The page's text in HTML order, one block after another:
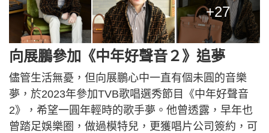
+27
向展鵬參加《中年好聲音２》追夢
儘管生活無憂，但向展鵬心中一直有個未圓的音樂
夢，於2023年參加TVB歌唱選秀節目《中年好聲音
2》，希望一圓年輕時的歌手夢。他曾透露，早年也
曾踏足娛樂圈，做過模特兒，更獲唱片公司簽約，可